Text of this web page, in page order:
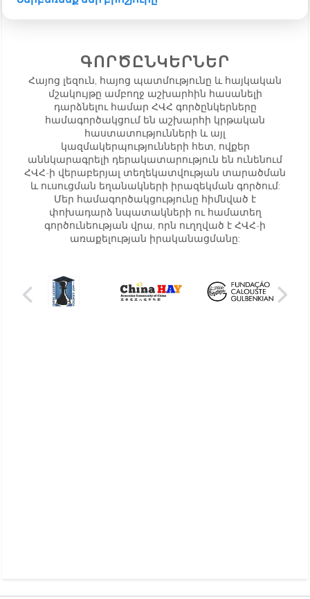
ԳՈՐԾԸՆԿԵՐՆԵՐ
Հայոց լեզուն, հայոց պատմությունը և հայկական
մշակույթը ամբողջ աշխարհին հասանելի
դարձնելու համար ՀՎՀ գործընկերները
համագործակցում են աշխարհի կրթական
հաստատությունների և այլ
կազմակերպությունների հետ, ովքեր
աննկարագրելի դերակատարություն են ունենում
ՀՎՀ-ի վերաբերյալ տեղեկատվության տարածման
և ուսուցման եղանակների իրազեկման գործում:
Մեր համագործակցությունը հիմնված է
փոխադարձ նպատակների ու համատեղ
գործունեության վրա, որն ուղղված է ՀՎՀ-ի
առաքելության իրականացմանը: